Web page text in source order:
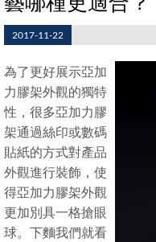
2017-11-22
為了更好展示亞加
力膠架外觀的獨特
性，很多亞加力膠
架通過絲印或數碼
貼紙的方式對產品
外觀進行裝飾，使
得亞加力膠架外觀
更加別具一格搶眼
球。下麵我們就看